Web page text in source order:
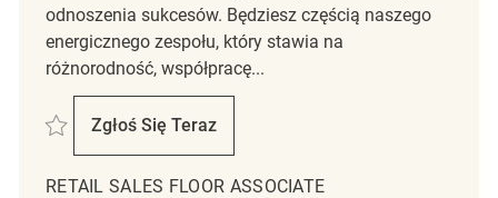
odnoszenia sukcesów. Będziesz częścią naszego
energicznego zespołu, który stawia na
różnorodność, współpracę...
Zapisać Part Time Sales Floor REQ133207
Zgłoś Się Teraz
Part Time Sales Floor
RETAIL SALES FLOOR ASSOCIATE